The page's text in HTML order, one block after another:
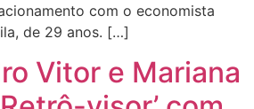
com o economista
de 29 anos. […]
Vitor e Mariana